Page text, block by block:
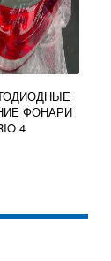
ФОНАРИ
4